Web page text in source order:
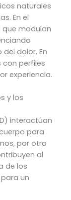
naturales
En el
modulan
dolor. En
con perfiles
experiencia.
y los
interactúan
para
por otro
al
de los
un